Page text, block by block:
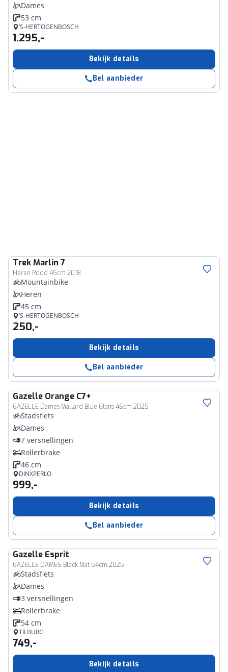
Dames
53 cm
’S-HERTOGENBOSCH
1.295,-
Bekijk details
Bel aanbieder
TrekMarlin 7
Heren Rood 45cm 2018
Mountainbike
Heren
45 cm
’S-HERTOGENBOSCH
250,-
Bekijk details
Bel aanbieder
Gazelle Orange C7+
GAZELLE Dames Mallard Blue Glans 46cm 2025
Stadsfiets
Dames
7 versnellingen
Rollerbrake
46 cm
DINXPERLO
999,-
Bekijk details
Bel aanbieder
Gazelle Esprit
GAZELLE DAMES Black Mat 54cm 2025
Stadsfiets
Dames
3 versnellingen
Rollerbrake
54 cm
TILBURG
749,-
Bekijk details